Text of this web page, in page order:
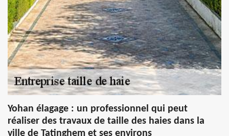
Yohan élagage : un professionnel qui peut
réaliser des travaux de taille des haies dans la
ville de Tatinghem et ses environs